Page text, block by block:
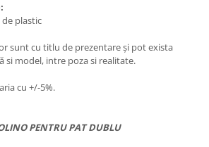
plastic
sunt cu titlu de prezentare și pot exista
si model, intre poza si realitate.
cu +/-5%.
PENTRU PAT DUBLU